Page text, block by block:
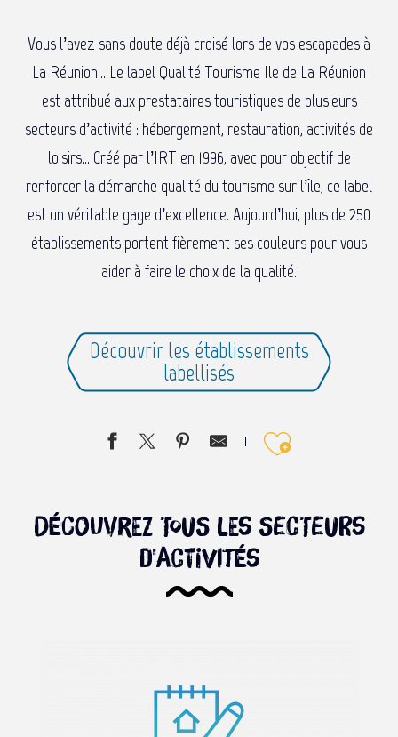
Vous l’avez sans doute déjà croisé lors de vos escapades à
La Réunion… Le label Qualité Tourisme Ile de La Réunion
est attribué aux prestataires touristiques de plusieurs
secteurs d’activité : hébergement, restauration, activités de
loisirs… Créé par l’IRT en 1996, avec pour objectif de
renforcer la démarche qualité du tourisme sur l’île, ce label
est un véritable gage d’excellence. Aujourd’hui, plus de 250
établissements portent fièrement ses couleurs pour vous
aider à faire le choix de la qualité.
Découvrir les établissements
labellisés
Découvrez tous les secteurs
d'activités